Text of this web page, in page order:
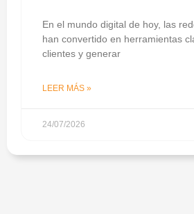
En el mundo digital de hoy, las
han convertido en herramientas
clientes y generar
LEER MÁS »
24/07/2026